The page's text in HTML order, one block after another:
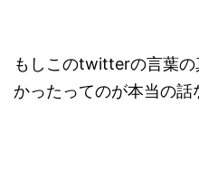
もしこのtwitterの言葉
かったってのが本当の話